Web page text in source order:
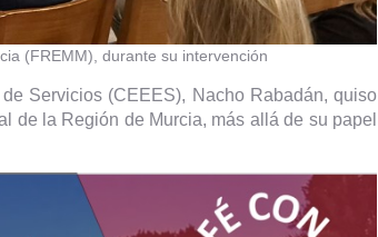
(FREMM), durante su intervención
Servicios (CEEES), Nacho Rabadán, quiso
de la Región de Murcia, más allá de su papel